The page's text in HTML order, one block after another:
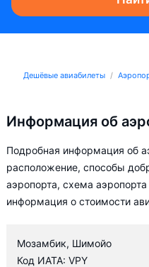
Дешёвые авиабилеты
Информация об
Подробная информация об
расположение, способы
аэропорта, схема
информация о стоимости
Мозамбик, Шимойо
Код ИАТА: VPY